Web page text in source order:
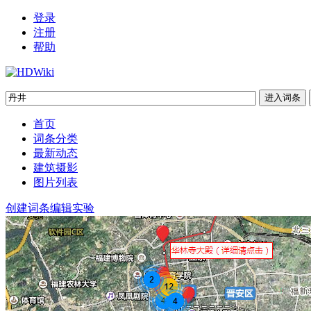
登录
注册
帮助
首页
词条分类
最新动态
建筑摄影
图片列表
创建词条编辑实验